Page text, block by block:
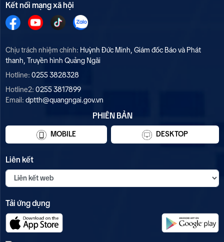
Kết nối mạng xã hội
Chịu trách nhiệm chính: Huỳnh Đức Minh, Giám đốc Báo và Phát
thanh, Truyền hình Quảng Ngãi
Hotline: 0255 3828328
Hotline2: 0255 3817899
Email: dptth@quangngai.gov.vn
PHIÊN BẢN
MOBILE DESKTOP
Liên kết
Tải ứng dụng